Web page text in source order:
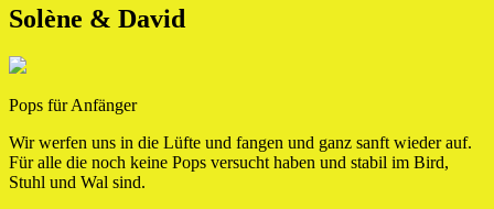
Solène & David
Pops für Anfänger
Wir werfen uns in die Lüfte und fangen und ganz sanft wieder auf.
Für alle die noch keine Pops versucht haben und stabil im Bird,
Stuhl und Wal sind.